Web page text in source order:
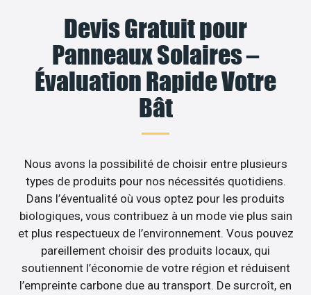
Devis Gratuit pour
Panneaux Solaires –
Évaluation Rapide Votre
Bât
Nous avons la possibilité de choisir entre plusieurs
types de produits pour nos nécessités quotidiens.
Dans l’éventualité où vous optez pour les produits
biologiques, vous contribuez à un mode vie plus sain
et plus respectueux de l’environnement. Vous pouvez
pareillement choisir des produits locaux, qui
soutiennent l’économie de votre région et réduisent
l’empreinte carbone due au transport. De surcroît, en